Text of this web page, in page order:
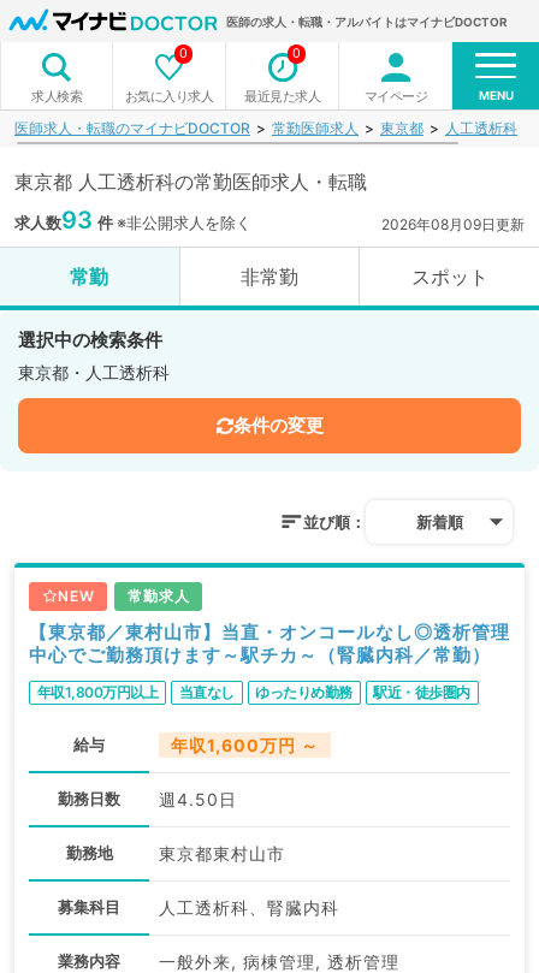
医師の求人・転職・アルバイトはマイナビDOCTOR
求人検索 お気に入り求人
0
最近見た求人
0
マイページ MENU
医師求人・転職のマイナビDOCTOR 常勤医師求人 東京都 人工透析科
東京都 人工透析科の常勤医師求人・転職
求人数93 件※非公開求人を除く 2026年08月09日更新
常勤 非常勤 スポット
選択中の検索条件
東京都・人工透析科
条件の変更
並び順： 新着順
NEW 常勤求人
【東京都／東村山市】当直・オンコールなし◎透析管理
中心でご勤務頂けます～駅チカ～（腎臓内科／常勤）
年収1,800万円以上 当直なし ゆったりめ勤務 駅近・徒歩圏内
給与 年収1,600万円 ～
勤務日数 週4.50日
勤務地 東京都東村山市
募集科目 人工透析科、腎臓内科
業務内容 一般外来, 病棟管理, 透析管理